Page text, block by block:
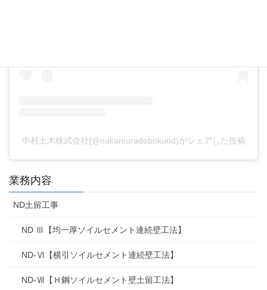
中村土木株式会社(@nakamuradobokund)がシェアした投稿
業務内容
ND土留工事
ND Ⅲ【均一厚ソイルセメント連続壁工法】
ND-Ⅵ【横引ソイルセメント連続壁工法】
ND-Ⅶ【Ｈ鋼ソイルセメント壁土留工法】